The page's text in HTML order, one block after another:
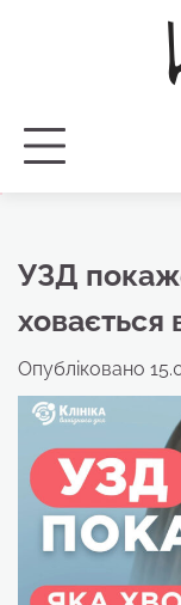
УЗД
ховається
Опубліковано